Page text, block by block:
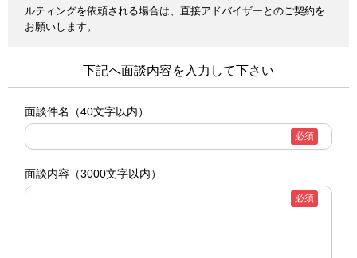
ルティングを依頼される場合は、直接アドバイザーとのご契約を
お願いします。
下記へ面談内容を入力して下さい
面談件名 （40文字以内）
必須
面談内容 （3000文字以内）
必須